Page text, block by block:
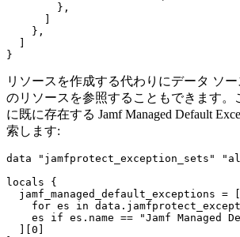
        },
    },
リソースを作成する代わりにデータ ソ
のリソースを参照することもできます。
に既に存在する Jamf Managed Default
索します:
data "jamfprotect_exception_sets"
locals {
  jamf_managed_default_exceptions = [
for es in
es if es.name == "Jamf Managed
  ][0]